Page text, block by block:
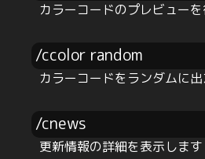
カラーコードのプレビュー
/ccolor random
カラーコードをランダムに
/cnews
更新情報の詳細を表示します